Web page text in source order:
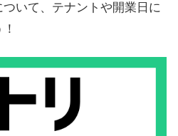
ついて、テナントや開業日に